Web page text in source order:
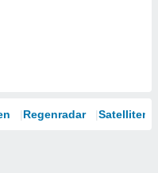
Regenradar Satelliten